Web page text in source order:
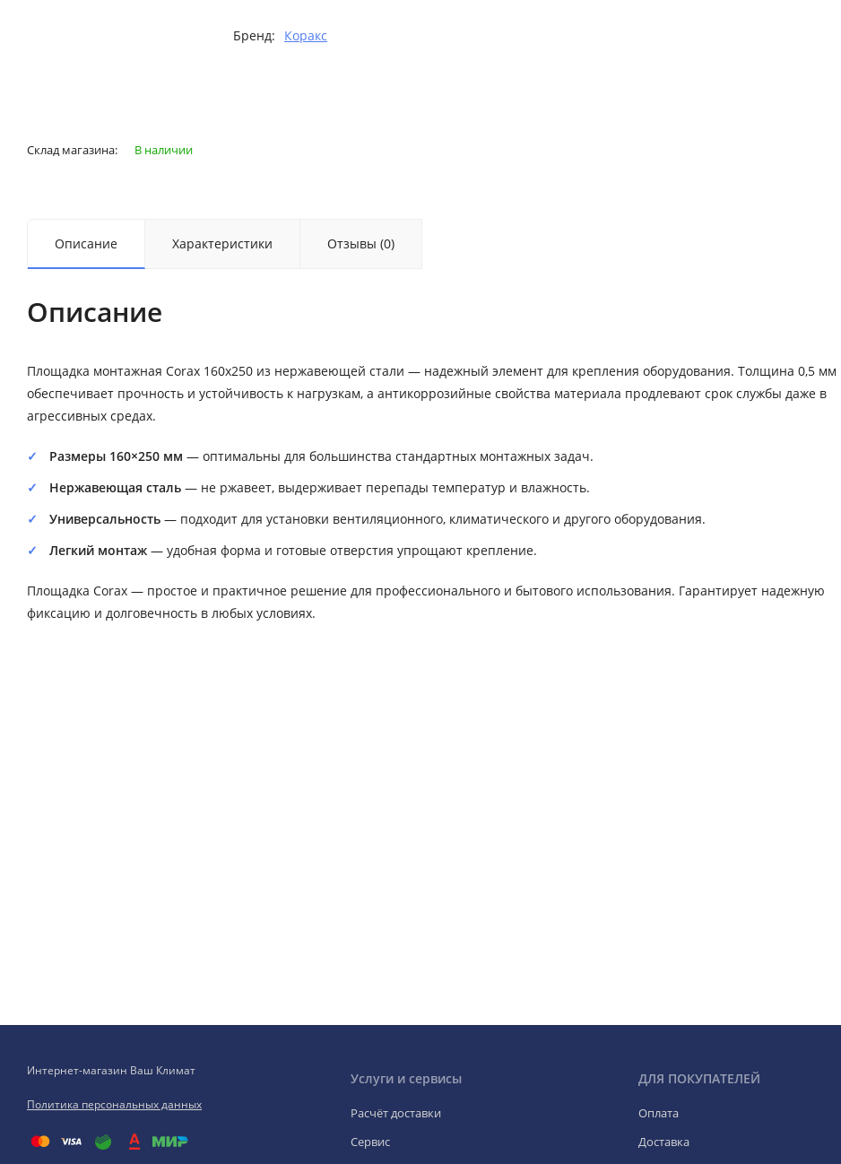
Бренд: Коракс
Склад магазина: В наличии
Описание Характеристики Отзывы (0)
Описание
Площадка монтажная Corax 160х250 из нержавеющей стали — надежный элемент для крепления оборудования. Толщина 0,5 мм
обеспечивает прочность и устойчивость к нагрузкам, а антикоррозийные свойства материала продлевают срок службы даже в
агрессивных средах.
Размеры 160×250 мм — оптимальны для большинства стандартных монтажных задач.
Нержавеющая сталь — не ржавеет, выдерживает перепады температур и влажность.
Универсальность — подходит для установки вентиляционного, климатического и другого оборудования.
Легкий монтаж — удобная форма и готовые отверстия упрощают крепление.
Площадка Corax — простое и практичное решение для профессионального и бытового использования. Гарантирует надежную
фиксацию и долговечность в любых условиях.
Интернет-магазин Ваш Климат
Политика персональных данных
Услуги и сервисы
Расчёт доставки
Сервис
ДЛЯ ПОКУПАТЕЛЕЙ
Оплата
Доставка